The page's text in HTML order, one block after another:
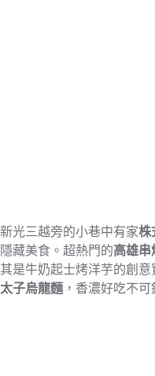
新光三越旁的小巷中有家株
隱藏美食。超熱門的高雄串
其是牛奶起士烤洋芋的創
太子烏龍麵 ，香濃好吃不可